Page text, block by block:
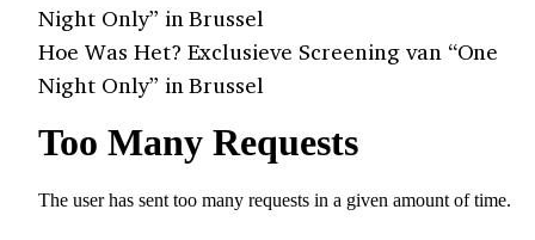
Night Only” in Brussel
Hoe Was Het? Exclusieve Screening van “One
Night Only” in Brussel